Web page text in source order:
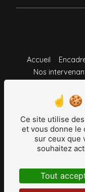
Accueil
Nos
Loisirs créatifs
Support
fournitures de
Ce site utilise
et vous donne le
sur ceux que
souhaitez
Tout